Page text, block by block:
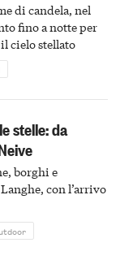
di candela, nel
fino a notte per
cielo stellato
stelle: da
borghi e
con l’arrivo